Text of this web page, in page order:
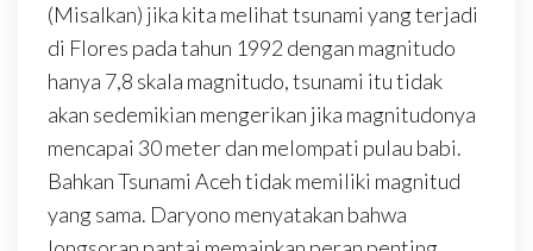
(Misalkan) jika kita melihat tsunami yang terjadi
di Flores pada tahun 1992 dengan magnitudo
hanya 7,8 skala magnitudo, tsunami itu tidak
akan sedemikian mengerikan jika magnitudonya
mencapai 30 meter dan melompati pulau babi.
Bahkan Tsunami Aceh tidak memiliki magnitud
yang sama. Daryono menyatakan bahwa